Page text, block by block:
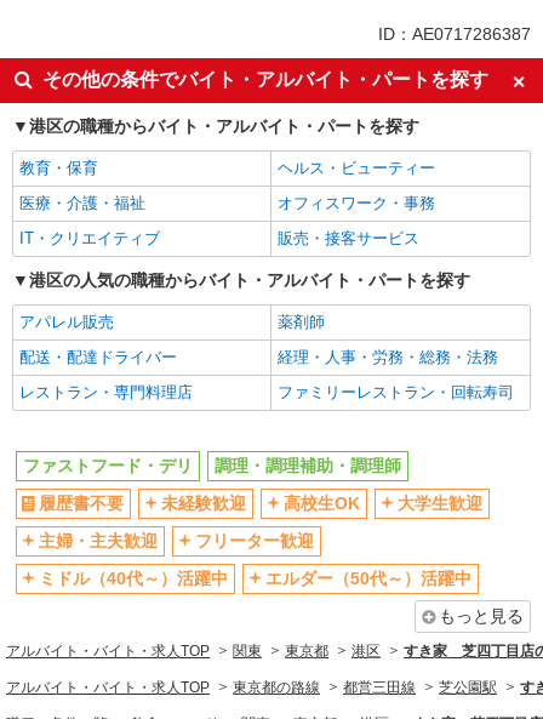
履歴書不要
未経験歓迎
高校生OK
大学生歓迎
主婦・主夫歓迎
フリーター歓迎
ミドル（40代～）活躍中
エルダー（50代～）活躍中
シニア（60代～）活躍中
週2～3日勤務OK
短時間勤務（1日4h以内）OK
深夜
扶養内勤務OK
交通費支給
社会保険あり
まかない・食事補助
社割・特典あり
制服貸与
研修制度あり
社員登用あり
飲食・フード
ファストフード・デリ
調理・調理補助・調理師
同じ特徴から求人を探す
未経験歓迎
高校生OK
ミドル（40代～）活躍中
週2～3日勤務OK
短時間勤務（1日4h以内）OK
深夜
扶養内勤務OK
ID：AE0717286387
その他の条件でバイト・アルバイト・パートを探す
港区の職種からバイト・アルバイト・パートを探す
教育・保育
ヘルス・ビューティー
医療・介護・福祉
オフィスワーク・事務
IT・クリエイティブ
販売・接客サービス
港区の人気の職種からバイト・アルバイト・パートを探す
アパレル販売
薬剤師
配送・配達ドライバー
経理・人事・労務・総務・法務
レストラン・専門料理店
ファミリーレストラン・回転寿司
ファストフード・デリ
調理・調理補助・調理師
履歴書不要
未経験歓迎 高校生OK
大学生歓迎
主婦・主夫歓迎
フリーター歓迎
ミドル（40代～）活躍中
エルダー（50代～）活躍中
もっと見る
アルバイト・バイト・求人TOP 関東 東京都 港区 すき家 芝四丁目店
アルバイト・バイト・求人TOP 東京都の路線 都営三田線 芝公園駅 す